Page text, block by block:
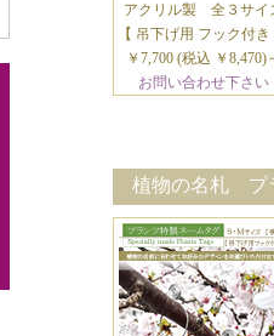
アクリル製 全３サイ
【 吊下げ用 フック付き
￥7,700 (税込 ￥8,470)
お問い合わせ下さい
植物の名札 プ